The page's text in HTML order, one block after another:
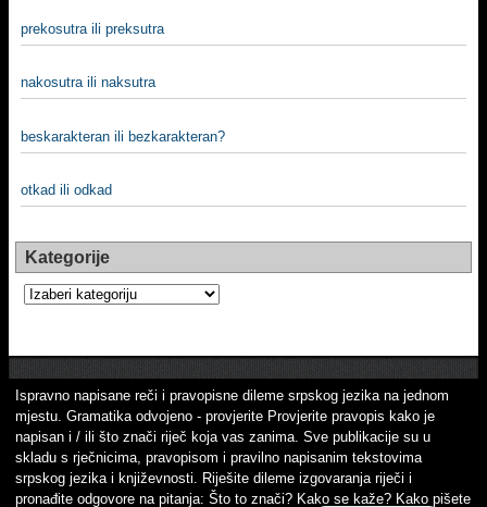
prekosutra ili preksutra
nakosutra ili naksutra
beskarakteran ili bezkarakteran?
otkad ili odkad
Kategorije
Kategorije
Ispravno napisane reči i pravopisne dileme srpskog jezika na jednom
mjestu. Gramatika odvojeno - provjerite Provjerite pravopis kako je
napisan i / ili što znači riječ koja vas zanima. Sve publikacije su u
skladu s rječnicima, pravopisom i pravilno napisanim tekstovima
srpskog jezika i književnosti. Riješite dileme izgovaranja riječi i
pronađite odgovore na pitanja: Što to znači? Kako se kaže? Kako pišete